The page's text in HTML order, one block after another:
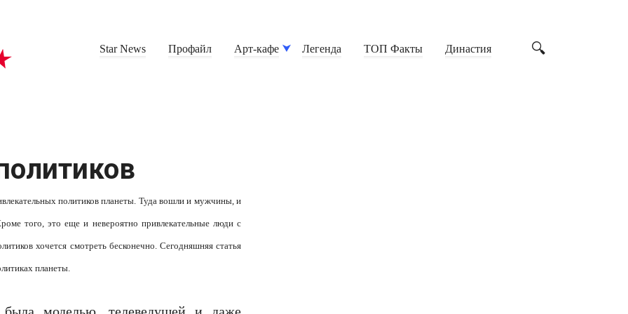
Star News Профайл Арт-кафе Легенда ТОП Факты Династия
политиков планеты. Туда вошли и мужчины, и
того, это еще и невероятно привлекательные люди с
хочется смотреть бесконечно. Сегодняшняя статья
планеты.